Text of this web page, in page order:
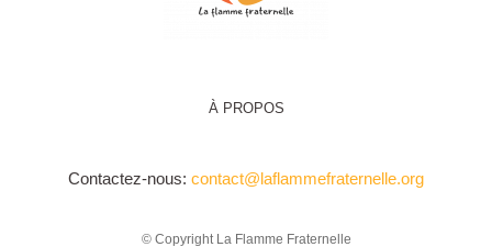
À PROPOS
Contactez-nous: contact@laflammefraternelle.org
© Copyright La Flamme Fraternelle